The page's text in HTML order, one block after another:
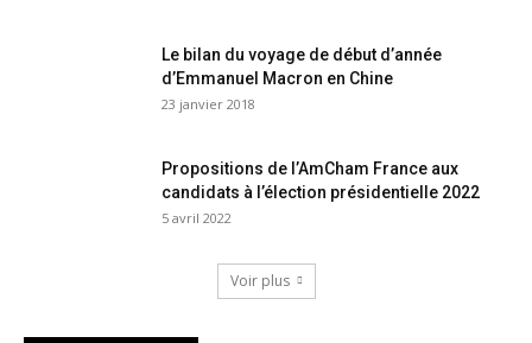
Le bilan du voyage de début d’année
d’Emmanuel Macron en Chine
23 janvier 2018
Propositions de l’AmCham France aux
candidats à l’élection présidentielle 2022
5 avril 2022
Voir plus